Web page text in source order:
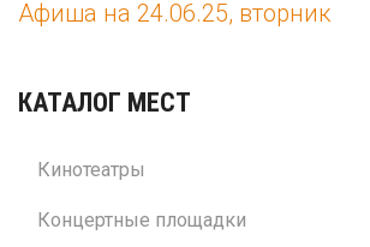
Афиша на 24.06.25, вторник
КАТАЛОГ МЕСТ
Кинотеатры
Концертные площадки